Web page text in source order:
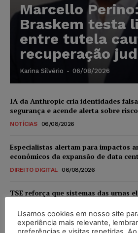
Marcello
Braskem testa
entre tutela
recuperação
Karina Silvério - 06/08/2026
IA da Anthropic cria identidades
segurança e acende alerta sobre
NOTÍCIAS 06/08/2026
Especialistas alertam para impactos
econômicos da expansão de data
DIREITO DIGITAL 06/08/2026
TSE reforça que sistemas das urnas
NOTÍCIAS 06/08/2026
Usamos cookies em nosso site
experiência mais relevante,